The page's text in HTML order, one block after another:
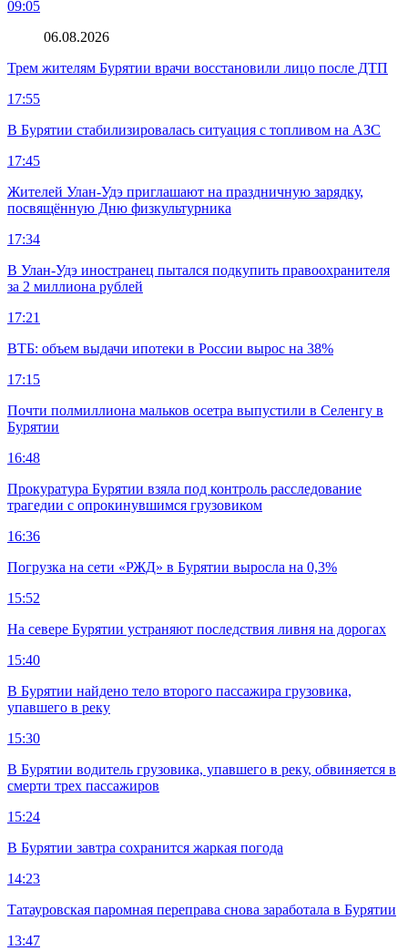
09:05
06.08.2026
Трем жителям Бурятии врачи восстановили лицо после ДТП
17:55
В Бурятии стабилизировалась ситуация с топливом на АЗС
17:45
Жителей Улан-Удэ приглашают на праздничную зарядку,
посвящённую Дню физкультурника
17:34
В Улан-Удэ иностранец пытался подкупить правоохранителя
за 2 миллиона рублей
17:21
ВТБ: объем выдачи ипотеки в России вырос на 38%
17:15
Почти полмиллиона мальков осетра выпустили в Селенгу в
Бурятии
16:48
Прокуратура Бурятии взяла под контроль расследование
трагедии с опрокинувшимся грузовиком
16:36
Погрузка на сети «РЖД» в Бурятии выросла на 0,3%
15:52
На севере Бурятии устраняют последствия ливня на дорогах
15:40
В Бурятии найдено тело второго пассажира грузовика,
упавшего в реку
15:30
В Бурятии водитель грузовика, упавшего в реку, обвиняется в
смерти трех пассажиров
15:24
В Бурятии завтра сохранится жаркая погода
14:23
Татауровская паромная переправа снова заработала в Бурятии
13:47